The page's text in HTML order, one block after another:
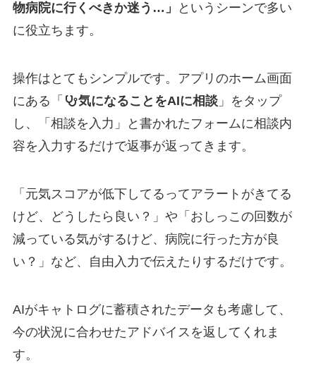
物病院に行くべきか迷う…」
というシーンで多い
に役立ちます。
操作はとてもシンプルです。アプリのホーム画面
にある「
気になることをAIに相談 」をタップ
し、「相談を入力」と書かれたフォームに相談内
容を入力するだけで返事が返ってきます。
「元気スコアが低下してるってアラートがきてる
けど、どうしたら良い？」や「おしっこの回数が
減っている気がするけど、病院に行った方が良
い？」など、自由入力で伝えたりするだけです。
AIがキャトログに蓄積されたデータも考慮して、
今の状況に合わせたアドバイスを返してくれま
す。